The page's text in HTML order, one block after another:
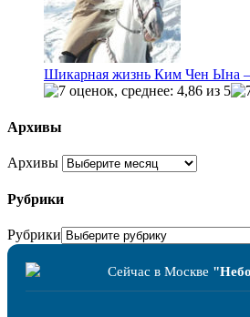
Шикарная жизнь Ким Чен Ына
Архивы
Архивы
Рубрики
Рубрики
Сейчас в Москве